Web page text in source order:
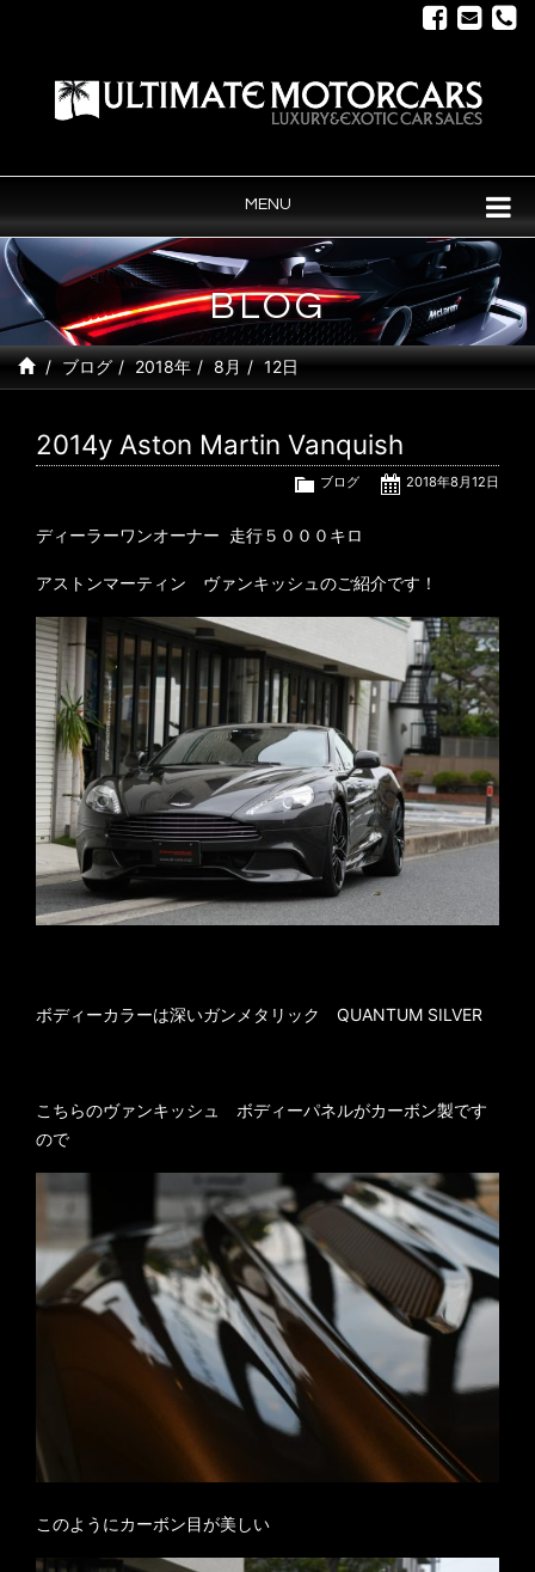
MENU
BLOG
ブログ 2018年 8月 12日
2014y Aston Martin Vanquish
2018年8月12日
ブログ
ディーラーワンオーナー 走行５０００キロ
アストンマーティン ヴァンキッシュのご紹介です！
ボディーカラーは深いガンメタリック QUANTUM SILVER
こちらのヴァンキッシュ ボディーパネルがカーボン製です
ので
このようにカーボン目が美しい